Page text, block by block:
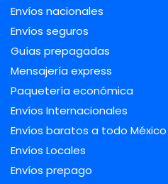
Envíos nacionales
Envíos seguros
Guías prepagadas
Mensajería express
Paquetería económica
Envíos Internacionales
Envíos baratos a todo México
Envíos Locales
Envíos prepago